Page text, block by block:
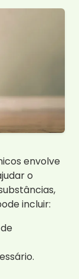
envolve
o
incluir: